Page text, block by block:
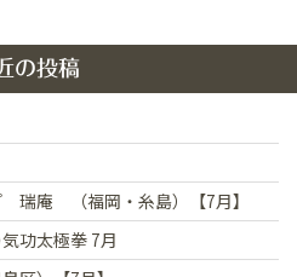
の投稿
瑞庵 （福岡・糸島）【7月】
功太極拳 7月